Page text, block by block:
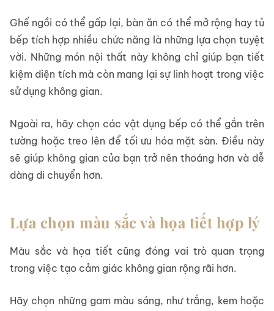
Ghế ngồi có thể gấp lại, bàn ăn có thể mở rộng hay tủ
bếp tích hợp nhiều chức năng là những lựa chọn tuyệt
vời. Những món nội thất này không chỉ giúp bạn tiết
kiệm diện tích mà còn mang lại sự linh hoạt trong việc
sử dụng không gian.
Ngoài ra, hãy chọn các vật dụng bếp có thể gắn trên
tường hoặc treo lên để tối ưu hóa mặt sàn. Điều này
sẽ giúp không gian của bạn trở nên thoáng hơn và dễ
dàng di chuyển hơn.
Lựa chọn màu sắc và họa tiết hợp lý
Màu sắc và họa tiết cũng đóng vai trò quan trọng
trong việc tạo cảm giác không gian rộng rãi hơn.
Hãy chọn những gam màu sáng, như trắng, kem hoặc